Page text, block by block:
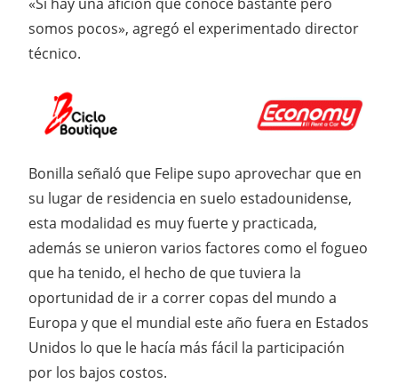
somos pocos», agregó el experimentado director
técnico.
Bonilla señaló que Felipe supo aprovechar que en
su lugar de residencia en suelo estadounidense,
esta modalidad es muy fuerte y practicada,
además se unieron varios factores como el fogueo
que ha tenido, el hecho de que tuviera la
oportunidad de ir a correr copas del mundo a
Europa y que el mundial este año fuera en Estados
Unidos lo que le hacía más fácil la participación
por los bajos costos.